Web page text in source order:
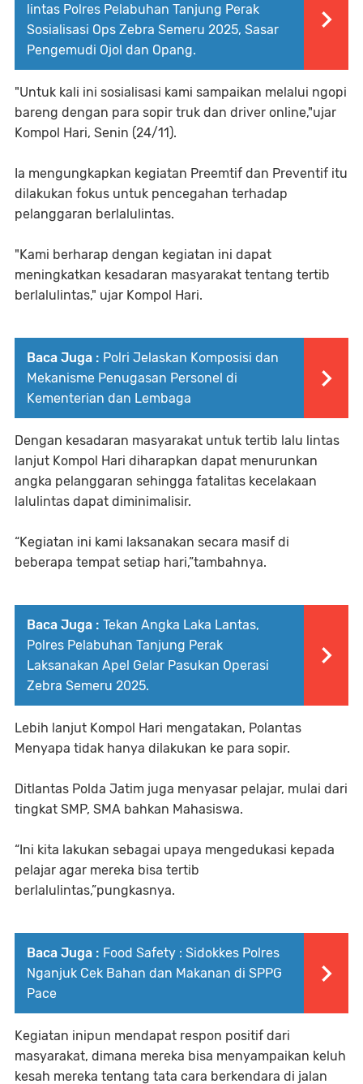
lintas Polres Pelabuhan Tanjung Perak
Sosialisasi Ops Zebra Semeru 2025, Sasar
Pengemudi Ojol dan Opang.
"Untuk kali ini sosialisasi kami sampaikan melalui ngopi
bareng dengan para sopir truk dan driver online,"ujar
Kompol Hari, Senin (24/11).
Ia mengungkapkan kegiatan Preemtif dan Preventif itu
dilakukan fokus untuk pencegahan terhadap
pelanggaran berlalulintas.
"Kami berharap dengan kegiatan ini dapat
meningkatkan kesadaran masyarakat tentang tertib
berlalulintas," ujar Kompol Hari.
Baca Juga : Polri Jelaskan Komposisi dan
Mekanisme Penugasan Personel di
Kementerian dan Lembaga
Dengan kesadaran masyarakat untuk tertib lalu lintas
lanjut Kompol Hari diharapkan dapat menurunkan
angka pelanggaran sehingga fatalitas kecelakaan
lalulintas dapat diminimalisir.
“Kegiatan ini kami laksanakan secara masif di
beberapa tempat setiap hari,”tambahnya.
Baca Juga : Tekan Angka Laka Lantas,
Polres Pelabuhan Tanjung Perak
Laksanakan Apel Gelar Pasukan Operasi
Zebra Semeru 2025.
Lebih lanjut Kompol Hari mengatakan, Polantas
Menyapa tidak hanya dilakukan ke para sopir.
Ditlantas Polda Jatim juga menyasar pelajar, mulai dari
tingkat SMP, SMA bahkan Mahasiswa.
“Ini kita lakukan sebagai upaya mengedukasi kepada
pelajar agar mereka bisa tertib
berlalulintas,”pungkasnya.
Baca Juga : Food Safety : Sidokkes Polres
Nganjuk Cek Bahan dan Makanan di SPPG
Pace
Kegiatan inipun mendapat respon positif dari
masyarakat, dimana mereka bisa menyampaikan keluh
kesah mereka tentang tata cara berkendara di jalan